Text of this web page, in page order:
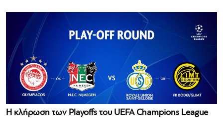
Η κλήρωση των Playoffs του UEFA Champions League